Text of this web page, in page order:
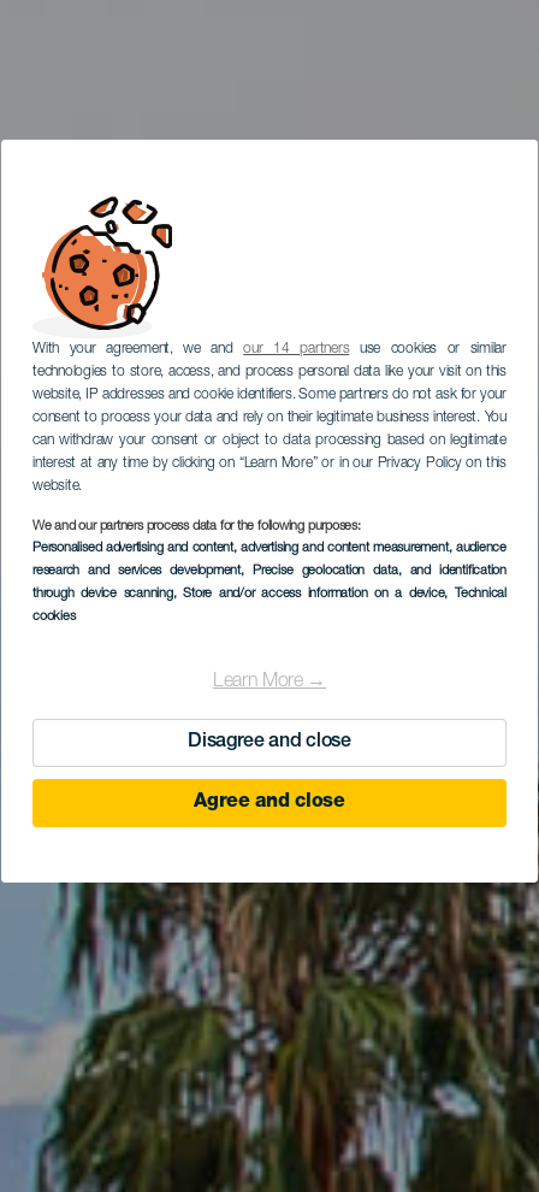
With your agreement, we andour 14 partnersuse cookies or similar
technologies to store, access, and process personal data like your visit on this
website, IP addresses and cookie identifiers. Some partners do not ask for your
consent to process your data and rely on their legitimate business interest. You
can withdraw your consent or object to data processing based on legitimate
interest at any time by clicking on “Learn More” or in our Privacy Policy on this
website.
We and our partners process data for the following purposes:
Personalised advertising and content, advertising and content measurement, audience
research and services development, Precise geolocation data, and identification
through device scanning, Store and/or access information on a device, Technical
cookies
Learn More →
Disagree and close
Agree and close
Paese di El Sauzal